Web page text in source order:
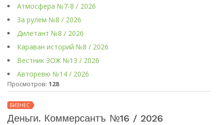
Атмосфера №7-8 / 2026
За рулем №8 / 2026
Дилетант №8 / 2026
Караван историй №8 / 2026
Вестник ЗОЖ №13 / 2026
Авторевю №14 / 2026
Просмотров: 128
БИЗНЕС
Деньги. Коммерсантъ №16 / 2026